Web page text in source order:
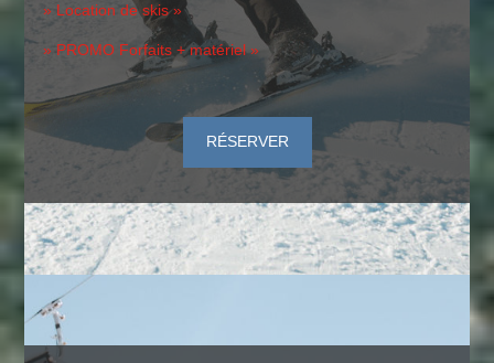
» Location de skis »
» PROMO Forfaits + matériel »
RÉSERVER